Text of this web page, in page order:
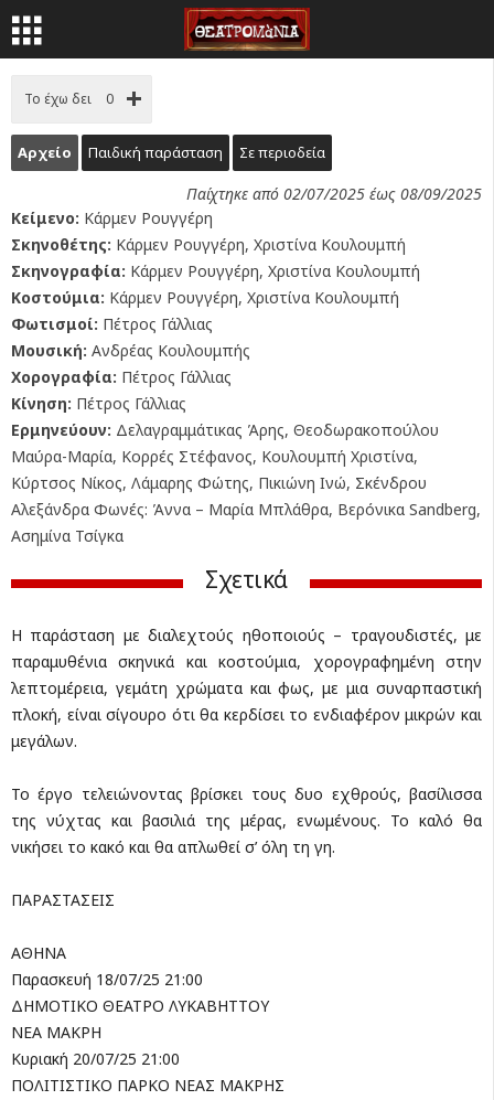
Το έχω δει 0
Αρχείο Παιδική παράσταση Σε περιοδεία
Παίχτηκε από 02/07/2025 έως 08/09/2025
Κείμενο: Κάρμεν Ρουγγέρη
Σκηνοθέτης: Κάρμεν Ρουγγέρη, Χριστίνα Κουλουμπή
Σκηνογραφία: Κάρμεν Ρουγγέρη, Χριστίνα Κουλουμπή
Κοστούμια: Κάρμεν Ρουγγέρη, Χριστίνα Κουλουμπή
Φωτισμοί: Πέτρος Γάλλιας
Μουσική: Ανδρέας Κουλουμπής
Χορογραφία: Πέτρος Γάλλιας
Κίνηση: Πέτρος Γάλλιας
Ερμηνεύουν: Δελαγραμμάτικας Άρης, Θεοδωρακοπούλου
Μαύρα-Μαρία, Κορρές Στέφανος, Κουλουμπή Χριστίνα,
Κύρτσος Νίκος, Λάμαρης Φώτης, Πικιώνη Ινώ, Σκένδρου
Αλεξάνδρα Φωνές: Άννα – Μαρία Μπλάθρα, Βερόνικα Sandberg,
Ασημίνα Τσίγκα
Σχετικά
Η παράσταση με διαλεχτούς ηθοποιούς – τραγουδιστές, με
παραμυθένια σκηνικά και κοστούμια, χορογραφημένη στην
λεπτομέρεια, γεμάτη χρώματα και φως, με μια συναρπαστική
πλοκή, είναι σίγουρο ότι θα κερδίσει το ενδιαφέρον μικρών και
μεγάλων.
Το έργο τελειώνοντας βρίσκει τους δυο εχθρούς, βασίλισσα
της νύχτας και βασιλιά της μέρας, ενωμένους. Το καλό θα
νικήσει το κακό και θα απλωθεί σ’ όλη τη γη.
ΠΑΡΑΣΤΑΣΕΙΣ
ΑΘΗΝΑ
Παρασκευή 18/07/25 21:00
ΔΗΜΟΤΙΚΟ ΘΕΑΤΡΟ ΛΥΚΑΒΗΤΤΟΥ
ΝΕΑ ΜΑΚΡΗ
Κυριακή 20/07/25 21:00
ΠΟΛΙΤΙΣΤΙΚΟ ΠΑΡΚΟ ΝΕΑΣ ΜΑΚΡΗΣ